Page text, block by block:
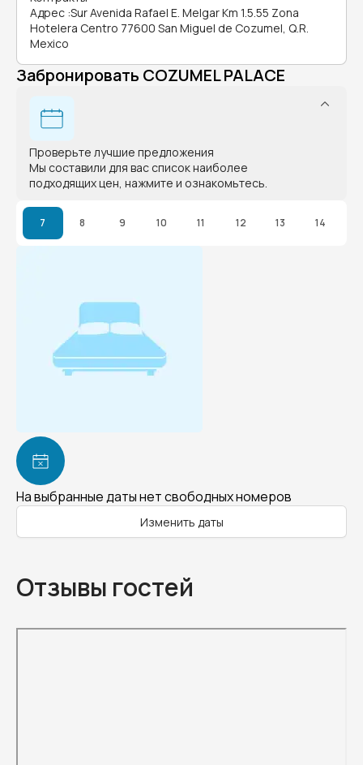
Адрес :Sur Avenida Rafael E. Melgar Km 1.5.55 Zona
Hotelera Centro 77600 San Miguel de Cozumel, Q.R.
Mexico
Забронировать COZUMEL PALACE
Проверьте лучшие предложения
Мы составили для вас список наиболее
подходящих цен, нажмите и ознакомьтесь.
7 8 9 10 11 12 13 14
На выбранные даты нет свободных номеров
Изменить даты
Отзывы гостей